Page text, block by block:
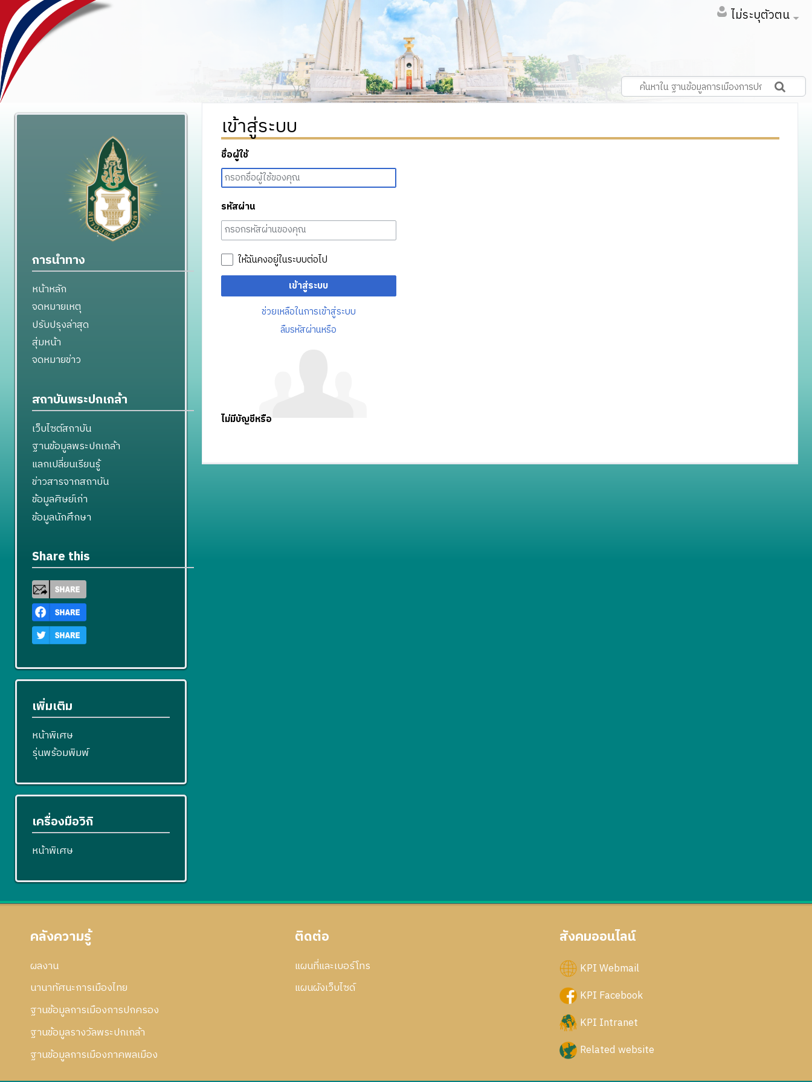
ไม่ระบุตัวตน
เข้าสู่ระบบ
ชื่อผู้ใช้
รหัสผ่าน
ให้ฉันคงอยู่ในระบบต่อไป
เข้าสู่ระบบ
ช่วยเหลือในการเข้าสู่ระบบ
ลืมรหัสผ่านหรือ
ไม่มีบัญชีหรือ
การนำทาง
หน้าหลัก
จดหมายเหตุ
ปรับปรุงล่าสุด
สุ่มหน้า
จดหมายข่าว
สถาบันพระปกเกล้า
เว็บไซต์สถาบัน
ฐานข้อมูลพระปกเกล้า
แลกเปลี่ยนเรียนรู้
ข่าวสารจากสถาบัน
ข้อมูลศิษย์เก่า
ข้อมูลนักศึกษา
Share this
เพิ่มเติม
หน้าพิเศษ
รุ่นพร้อมพิมพ์
เครื่องมือวิกิ
หน้าพิเศษ
คลังความรู้
ผลงาน
นานาทัศนะการเมืองไทย
ฐานข้อมูลการเมืองการปกครอง
ฐานข้อมูลรางวัลพระปกเกล้า
ฐานข้อมูลการเมืองภาคพลเมือง
ติดต่อ
แผนที่และเบอร์โทร
แผนผังเว็บไซด์
สังคมออนไลน์
KPI Webmail
KPI Facebook
KPI Intranet
Related website